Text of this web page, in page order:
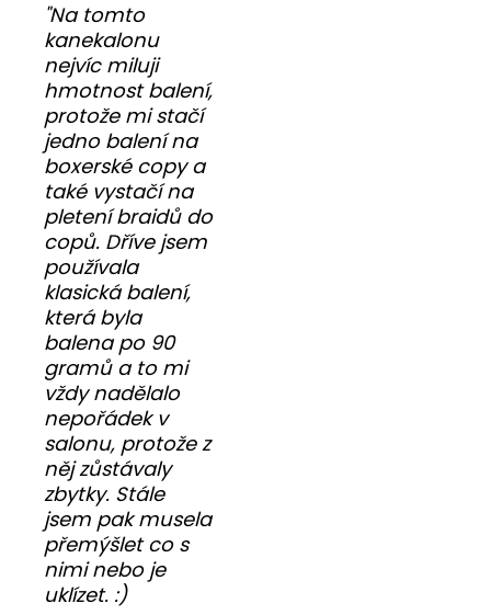
"Na tomto
kanekalonu
nejvíc miluji
hmotnost balení,
protože mi stačí
jedno balení na
boxerské copy a
také vystačí na
pletení braidů do
copů. Dříve jsem
používala
klasická balení,
která byla
balena po 90
gramů a to mi
vždy nadělalo
nepořádek v
salonu, protože z
něj zůstávaly
zbytky. Stále
jsem pak musela
přemýšlet co s
nimi nebo je
uklízet. :)